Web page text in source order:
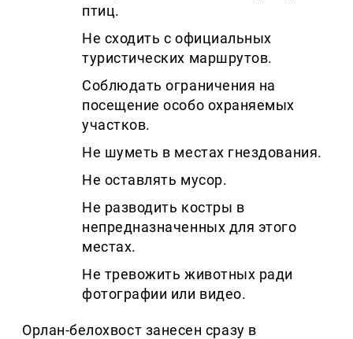
птиц.
Не сходить с официальных
туристических маршрутов.
Соблюдать ограничения на
посещение особо охраняемых
участков.
Не шуметь в местах гнездования.
Не оставлять мусор.
Не разводить костры в
непредназначенных для этого
местах.
Не тревожить животных ради
фотографии или видео.
Орлан-белохвост занесен сразу в